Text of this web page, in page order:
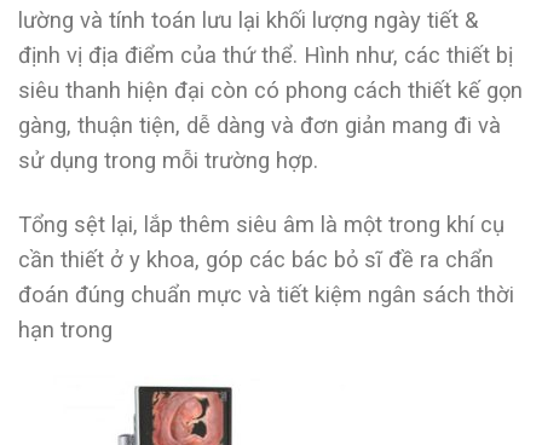
lường và tính toán lưu lại khối lượng ngày tiết &
định vị địa điểm của thứ thể. Hình như, các thiết bị
siêu thanh hiện đại còn có phong cách thiết kế gọn
gàng, thuận tiện, dễ dàng và đơn giản mang đi và
sử dụng trong mỗi trường hợp.
Tổng sệt lại, lắp thêm siêu âm là một trong khí cụ
cần thiết ở y khoa, góp các bác bỏ sĩ đề ra chẩn
đoán đúng chuẩn mực và tiết kiệm ngân sách thời
hạn trong